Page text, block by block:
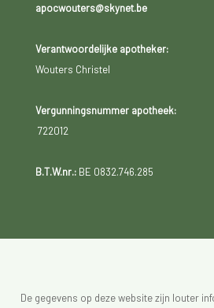
apocwouters@skynet.be
Verantwoordelijke apotheker:
Wouters Christel
Vergunningsnummer apotheek:
722012
B.T.W.nr.:BE 0832.746.285
De gegevens op deze website zijn louter